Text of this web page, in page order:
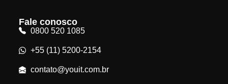
Fale conosco
0800 520 1085
+55 (11) 5200-2154
contato@youit.com.br